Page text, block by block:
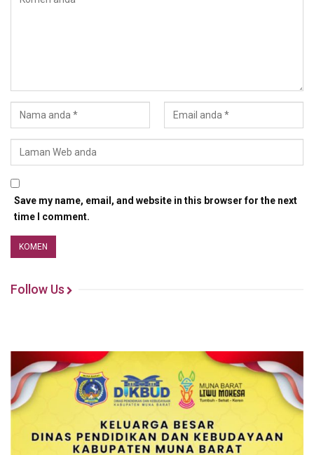
Save my name, email, and website in this browser for the next
time I comment.
Follow Us